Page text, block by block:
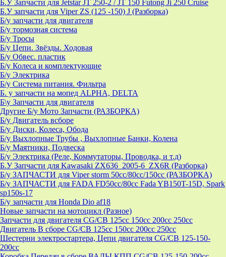
Б.У Запчасти для Jetstar JT 250-2 / JT 150 Futong Ji 250 Cruise
Б.У запчасти для Viper ZS (125 -150) J (Разборка)
Б/у запчасти для двигателя
Б/у тормозная система
Б/у Тросы
Б/у Цепи. Звёзды. Ходовая
Б/у Обвес. пластик
Б/у Колеса и комплектующие
Б/у Электрика
Б/у Система питания. Фильтра
Б. у запчасти на мопед ALPHA, DELTA
Б\у Запчасти для двигателя
Другие Б/у Мото Запчасти (РАЗБОРКА)
Б/у Двигатель всборе
Б/у Диски, Колеса, Обода
Б/у Выхлопные Трубы , Выхлопные Банки, Колена
Б/у Маятники, Подвеска
Б/у Электрика (Реле, Коммутаторы, Проводка, и т.д)
Б.У Запчасти для Kawasaki ZX636_2005-6_ZX6R (Разборка)
Б/у ЗАПЧАСТИ для Viper storm 50cc/80cc/150cc (РАЗБОРКА)
Б/у ЗАПЧАСТИ для FADA FD50cc/80cc Fada YB150T-15D, Spark
sp150s-17
Б/у запчасти для Honda Dio af18
Новые запчасти на мотоцикл (Разное)
Запчасти для двигателя CG/CB 125cc 150cc 200cc 250cc
Двигатель В сборе CG/CB 125cc 150cc 200cc 250cc
Шестерни электростартера, Цепи двигателя CG/CB 125-150-
200cc